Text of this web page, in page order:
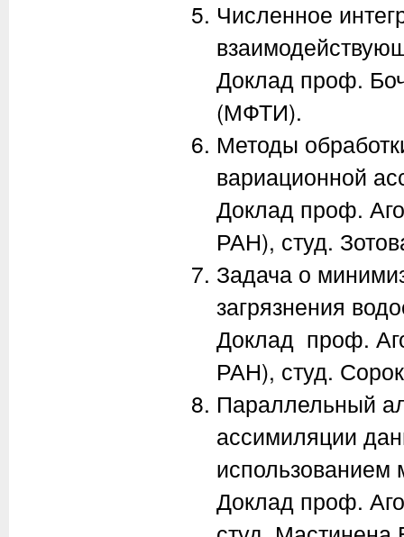
Численное
Доклад проф.
(МФТИ).
Методы
вариационной
Доклад проф.
РАН), студ.
Задача о
загрязнения
Доклад проф.
РАН), студ.
Параллельный
ассимиляции
использованием
Доклад проф.